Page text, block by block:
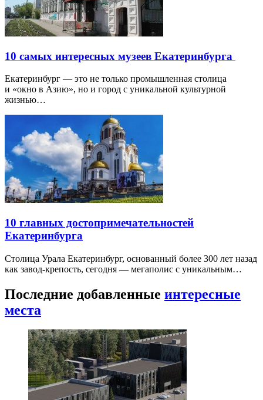
10 самых интересных музеев Екатеринбурга
Екатеринбург — это не только промышленная столица
и «окно в Азию», но и город с уникальной культурной
жизнью…
10 главных достопримечательностей
Екатеринбурга
Столица Урала Екатеринбург, основанный более 300 лет назад
как завод-крепость, сегодня — мегаполис с уникальным…
Последние добавленные интересные
места